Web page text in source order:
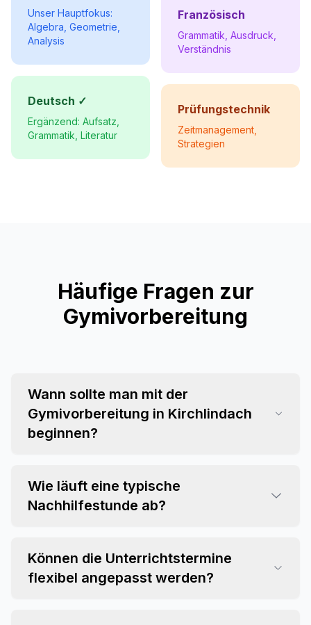
Unser Hauptfokus:
Algebra, Geometrie,
Analysis
Deutsch ✓
Ergänzend: Aufsatz,
Grammatik, Literatur
Französisch
Grammatik, Ausdruck,
Verständnis
Prüfungstechnik
Zeitmanagement,
Strategien
Häufige Fragen zur
Gymivorbereitung
Wann sollte man mit der
Gymivorbereitung in Kirchlindach
beginnen?
Wie läuft eine typische
Nachhilfestunde ab?
Können die Unterrichtstermine
flexibel angepasst werden?